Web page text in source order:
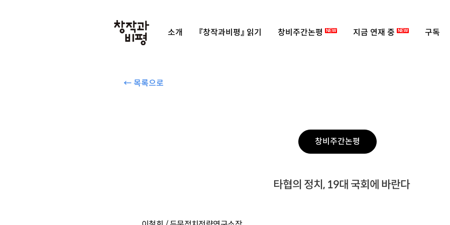
소개 『창작과비평』 읽기 창비주간논평 NEW 지금 연재 중 NEW 구독
← 목록으로
창비주간논평
타협의 정치, 19대 국회에 바란다